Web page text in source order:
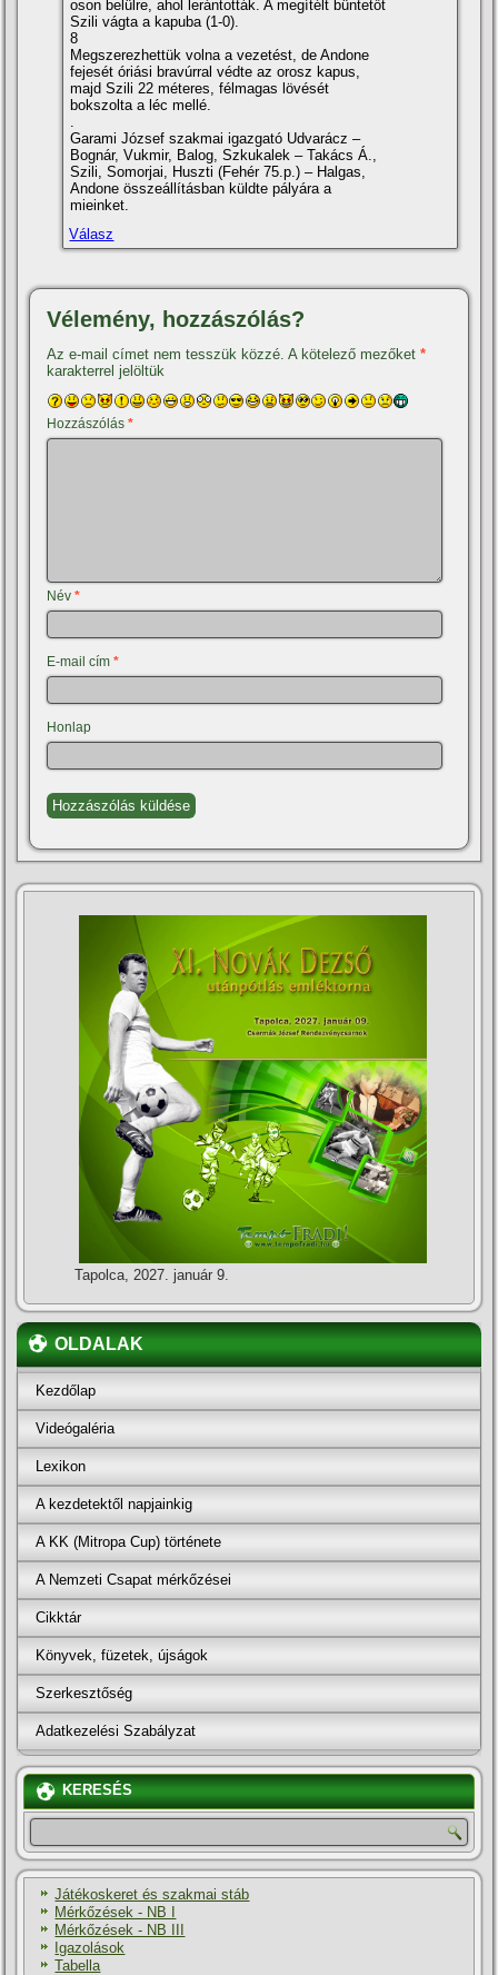
oson belülre, ahol lerántották. A megí­télt büntetőt
Szili vágta a kapuba (1-0).
8
Megszerezhettük volna a vezetést, de Andone
fejesét óriási bravúrral védte az orosz kapus,
majd Szili 22 méteres, félmagas lövését
bokszolta a léc mellé.
Garami József szakmai igazgató Udvarácz –
Bognár, Vukmir, Balog, Szkukalek – Takács Á.,
Szili, Somorjai, Huszti (Fehér 75.p.) – Halgas,
Andone összeállí­tásban küldte pályára a
mieinket.
Válasz
Vélemény, hozzászólás?
Az e-mail címet nem tesszük közzé. A kötelező mezőket*
karakterrel jelöltük
Hozzászólás*
Név*
E-mail cím*
Honlap
Tapolca, 2027. január 9.
OLDALAK
Kezdőlap
Videógaléria
Lexikon
A kezdetektől napjainkig
A KK (Mitropa Cup) története
A Nemzeti Csapat mérkőzései
Cikktár
Könyvek, füzetek, újságok
Szerkesztőség
Adatkezelési Szabályzat
KERESÉS
Játékoskeret és szakmai stáb
Mérkőzések - NB I
Mérkőzések - NB III
Igazolások
Tabella